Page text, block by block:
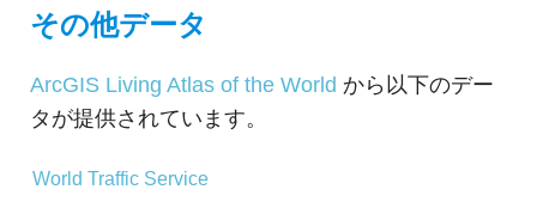
その他データ
ArcGIS Living Atlas of the World から以下のデー
タが提供されています。
World Traffic Service